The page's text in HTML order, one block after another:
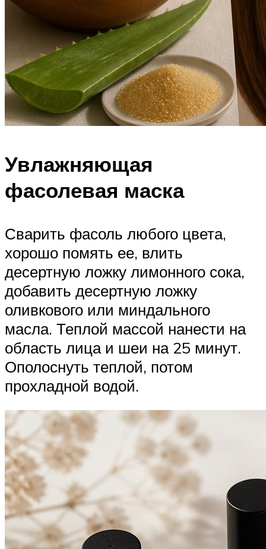
Увлажняющая
фасолевая маска
Сварить фасоль любого цвета,
хорошо помять ее, влить
десертную ложку лимонного сока,
добавить десертную ложку
оливкового или миндального
масла. Теплой массой нанести на
область лица и шеи на 25 минут.
Ополоснуть теплой, потом
прохладной водой.